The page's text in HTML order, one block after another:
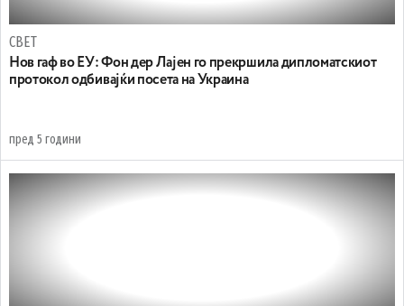
СВЕТ
Нов гаф во ЕУ: Фон дер Лајен го прекршила дипломатскиот
протокол одбивајќи посета на Украина
пред 5 години